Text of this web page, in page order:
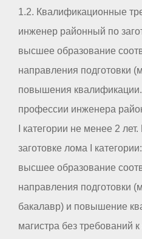
1.2. Квалификационные
инженер районный по
высшее образование
направления подготовки
повышения
профессии инженера
I категории не менее 2
заготовке лома I
высшее образование
направления подготовки
бакалавр) и повышение
магистра без требований